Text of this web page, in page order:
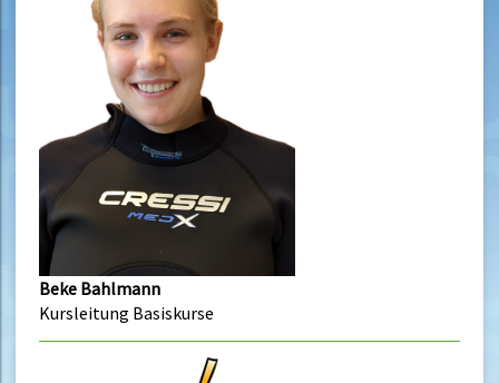
Beke Bahlmann
Kursleitung Basiskurse